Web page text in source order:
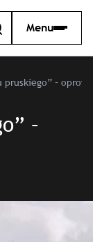
Menu
pruskiego” –
–